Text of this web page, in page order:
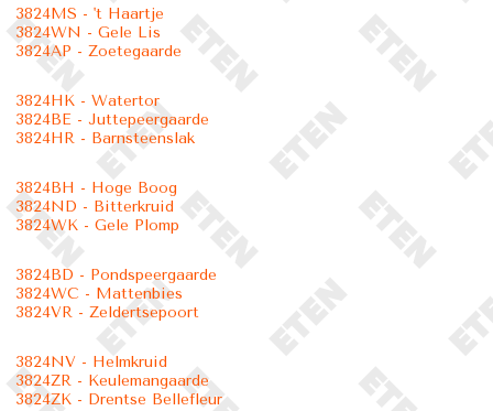
3824MS - 't Haartje
3824WN - Gele Lis
3824AP - Zoetegaarde
3824HK - Watertor
3824BE - Juttepeergaarde
3824HR - Barnsteenslak
3824BH - Hoge Boog
3824ND - Bitterkruid
3824WK - Gele Plomp
3824BD - Pondspeergaarde
3824WC - Mattenbies
3824VR - Zeldertsepoort
3824NV - Helmkruid
3824ZR - Keulemangaarde
3824ZK - Drentse Bellefleur